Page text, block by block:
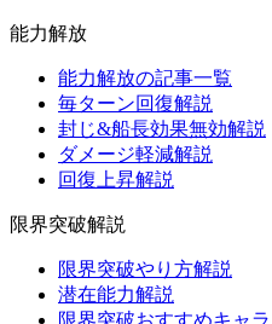
能力解放
能力解放の記事一覧
毎ターン回復解説
封じ&船長効果無効解説
ダメージ軽減解説
回復上昇解説
限界突破解説
限界突破やり方解説
潜在能力解説
限界突破おすすめキャラ